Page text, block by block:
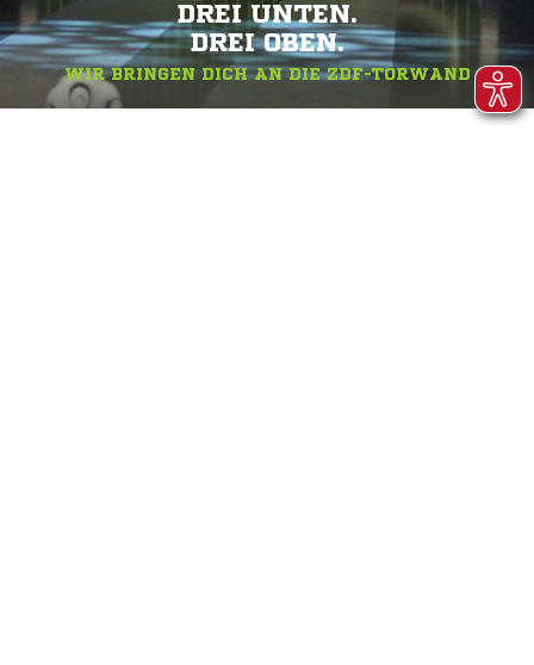
DREI UNTEN.
DREI OBEN.
WIR BRINGEN DICH AN DIE ZDF-TORWAND